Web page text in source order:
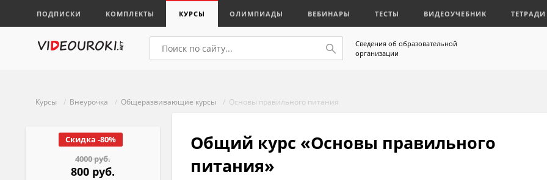
ПОДПИСКИ КОМПЛЕКТЫ КУРСЫ ОЛИМПИАДЫ ВЕБИНАРЫ ТЕСТЫ ВИДЕОУЧЕБНИК ТЕТРАДИ
Сведения об образовательной
организации
Курсы / Внеурочка / Общеразвивающие курсы / Основы правильного питания
Скидка -80%
4000 руб.
800 руб.
Общий курс «Основы правильного
питания»